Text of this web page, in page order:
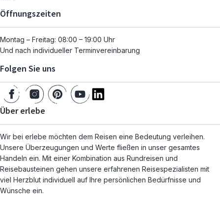
Öffnungszeiten
Montag – Freitag: 08:00 – 19:00 Uhr
Und nach individueller Terminvereinbarung
Folgen Sie uns
Über erlebe
Wir bei erlebe möchten dem Reisen eine Bedeutung verleihen.
Unsere Überzeugungen und Werte fließen in unser gesamtes
Handeln ein. Mit einer Kombination aus Rundreisen und
Reisebausteinen gehen unsere erfahrenen Reisespezialisten mit
viel Herzblut individuell auf Ihre persönlichen Bedürfnisse und
Wünsche ein.